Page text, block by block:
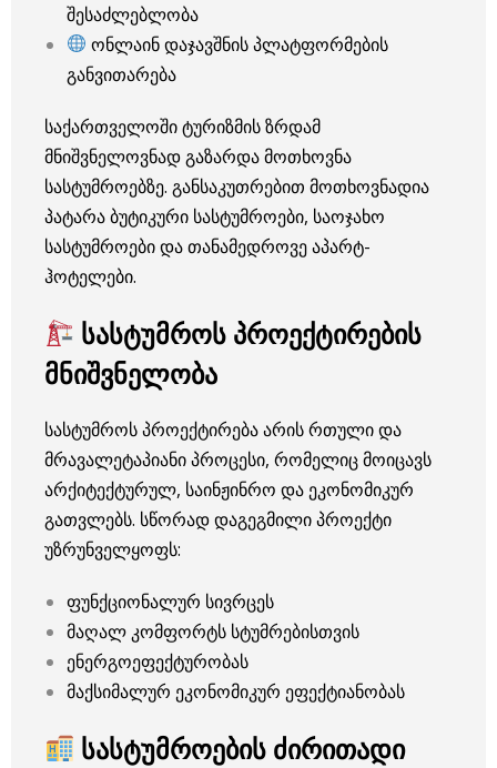
შესაძლებლობა
ონლაინ დაჯავშნის პლატფორმების
განვითარება
საქართველოში ტურიზმის ზრდამ
მნიშვნელოვნად გაზარდა მოთხოვნა
სასტუმროებზე. განსაკუთრებით მოთხოვნადია
პატარა ბუტიკური სასტუმროები, საოჯახო
სასტუმროები და თანამედროვე აპარტ-
ჰოტელები.
სასტუმროს პროექტირების
მნიშვნელობა
სასტუმროს პროექტირება არის რთული და
მრავალეტაპიანი პროცესი, რომელიც მოიცავს
არქიტექტურულ, საინჟინრო და ეკონომიკურ
გათვლებს. სწორად დაგეგმილი პროექტი
უზრუნველყოფს:
ფუნქციონალურ სივრცეს
მაღალ კომფორტს სტუმრებისთვის
ენერგოეფექტურობას
მაქსიმალურ ეკონომიკურ ეფექტიანობას
სასტუმროების ძირითადი